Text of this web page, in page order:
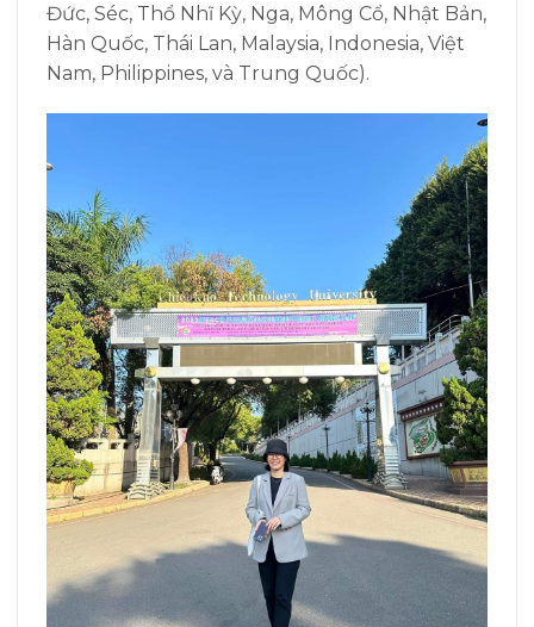
Đức, Séc, Thổ Nhĩ Kỳ, Nga, Mông Cổ, Nhật Bản,
Hàn Quốc, Thái Lan, Malaysia, Indonesia, Việt
Nam, Philippines, và Trung Quốc).